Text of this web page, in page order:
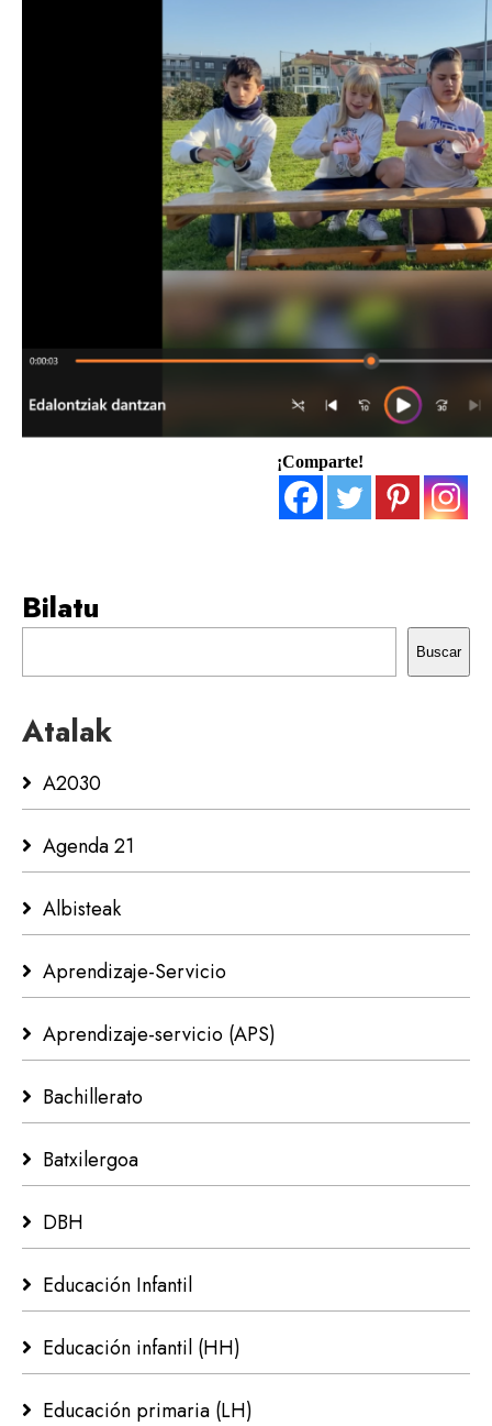
¡Comparte!
Bilatu
Buscar
Atalak
A2030
Agenda 21
Albisteak
Aprendizaje-Servicio
Aprendizaje-servicio (APS)
Bachillerato
Batxilergoa
DBH
Educación Infantil
Educación infantil (HH)
Educación primaria (LH)